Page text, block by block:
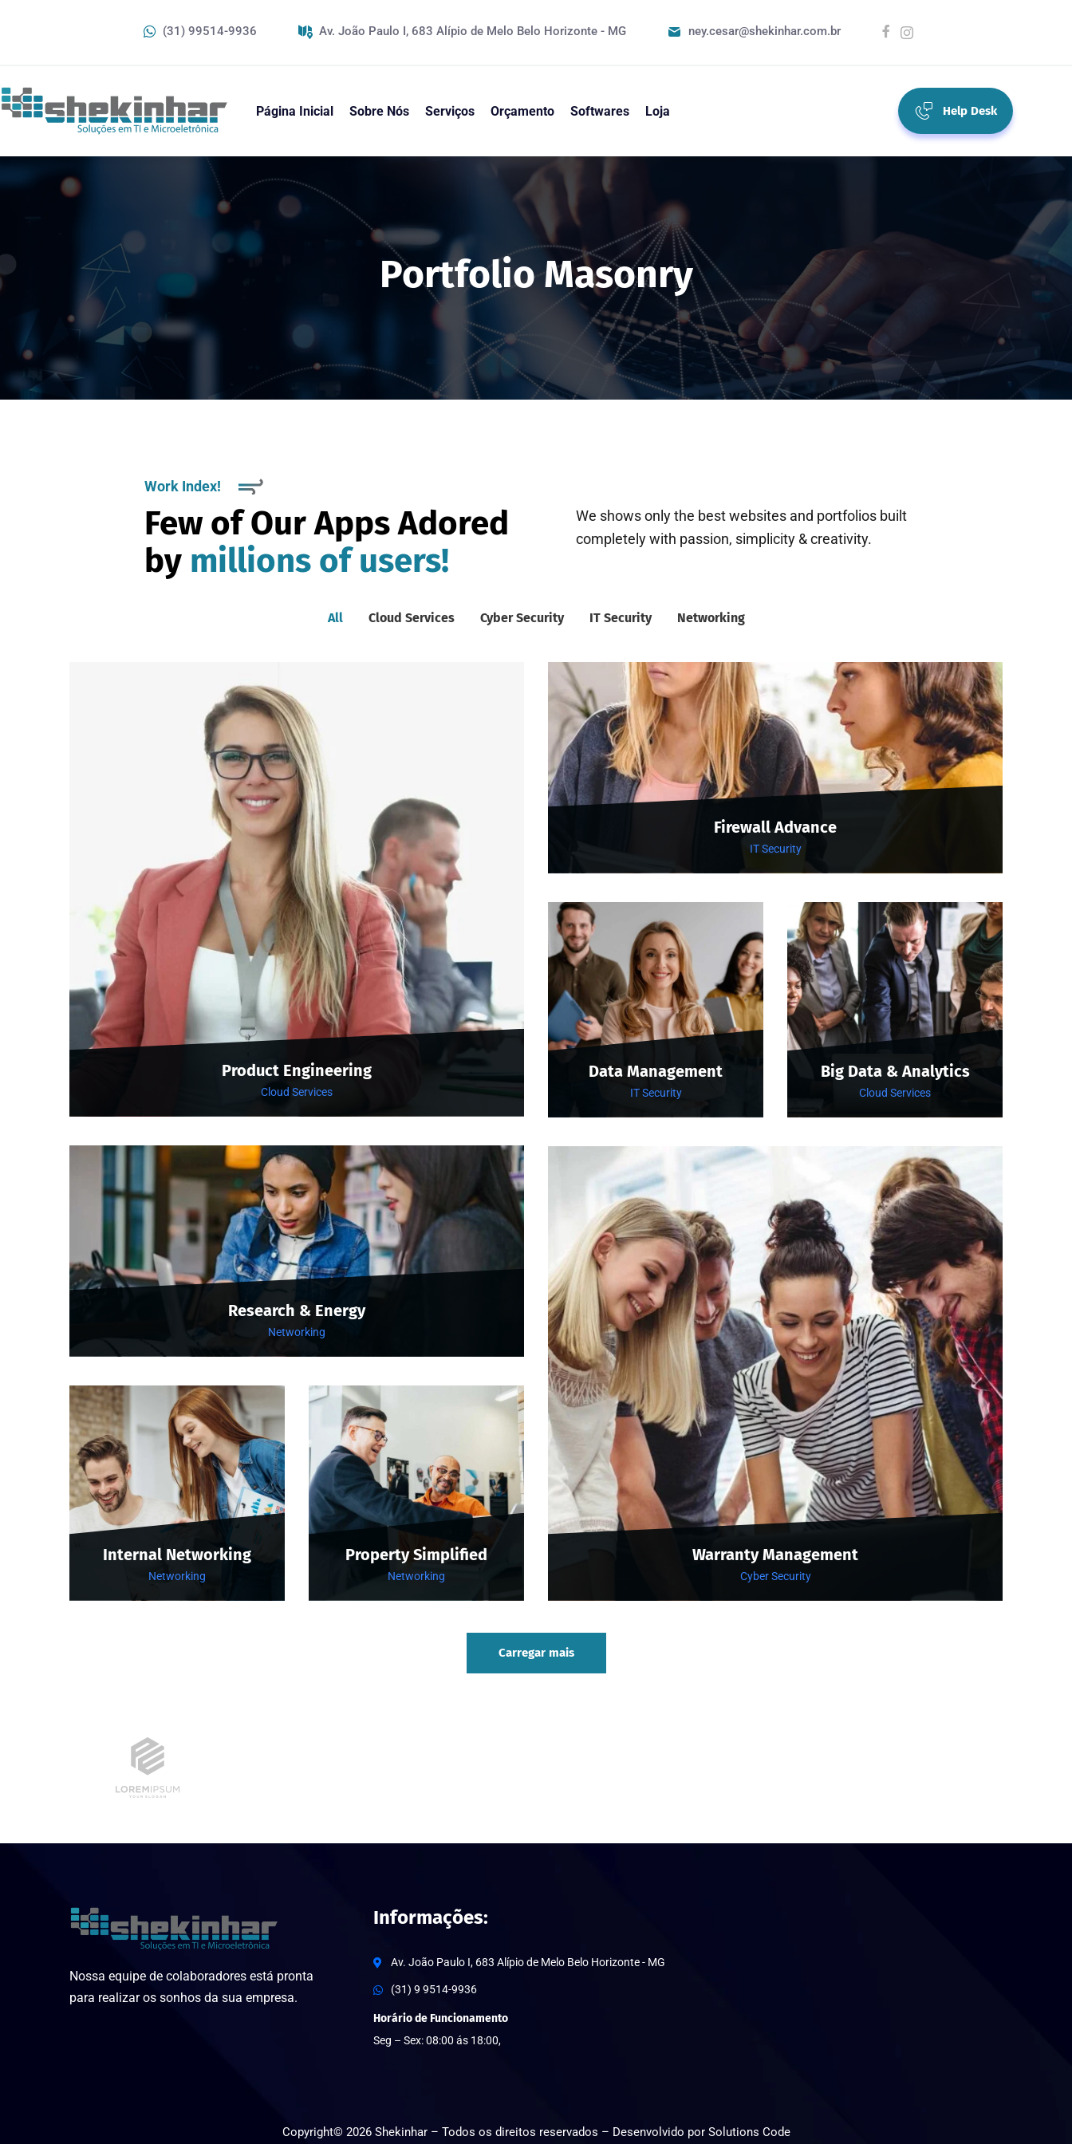
(31) 99514-9936 Av. João Paulo I, 683 Alípio de Melo Belo Horizonte - MG ney.cesar@shekinhar.com.br
Página Inicial Sobre Nós Serviços Orçamento Softwares Loja Help Desk
Portfolio Masonry
Work Index!
Few of Our Apps Adored
by millions of users!
We shows only the best websites and portfolios built
completely with passion, simplicity & creativity.
All Cloud Services Cyber Security IT Security Networking
Product Engineering
Cloud Services
Firewall Advance
IT Security
Data Management
IT Security
Big Data & Analytics
Cloud Services
Research & Energy
Networking
Warranty Management
Cyber Security
Internal Networking
Networking
Property Simplified
Networking
Carregar mais
Nossa equipe de colaboradores está pronta
para realizar os sonhos da sua empresa.
Informações:
Av. João Paulo I, 683 Alípio de Melo Belo Horizonte - MG
(31) 9 9514-9936
Horário de Funcionamento
Seg – Sex: 08:00 ás 18:00,
Copyright© 2026Shekinhar – Todos os direitos reservados – Desenvolvido por Solutions Code